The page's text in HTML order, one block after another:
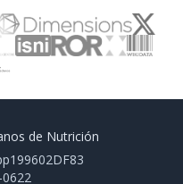
de Nutrición
0622